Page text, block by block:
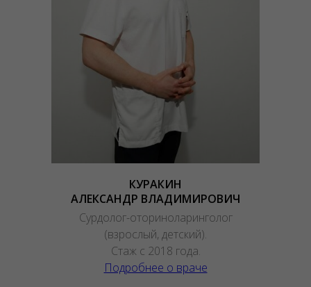
КУРАКИН
АЛЕКСАНДР ВЛАДИМИРОВИЧ
Сурдолог-оториноларинголог
(взрослый, детский).
Стаж с 2018 года.
Подробнее о враче